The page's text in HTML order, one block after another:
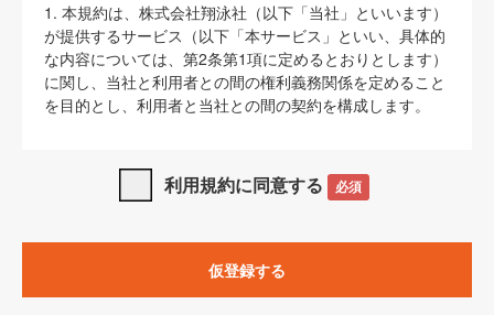
1. 本規約は、株式会社翔泳社（以下「当社」といいます）
が提供するサービス（以下「本サービス」といい、具体的
な内容については、第2条第1項に定めるとおりとします）
に関し、当社と利用者との間の権利義務関係を定めること
を目的とし、利用者と当社との間の契約を構成します。
SHOEISHA iDプライバシーポリシー」及び「
サイト上でのデータの利用について（Cookieポリシー）
3. 本規約の内容と、前項に記載する定めその他当社が定め
利用規約に同意する 必須
仮登録する